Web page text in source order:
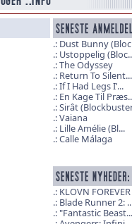
Dust Bunny
Ustoppelig
The Odyssey
Return To Silent...
If I Had Legs I’...
En Kage Til
Sirât
Vaiana
Lille Amélie (Bl...
Calle Málaga
KLOVN
Blade Runner 2:
"Fantastic Beast...